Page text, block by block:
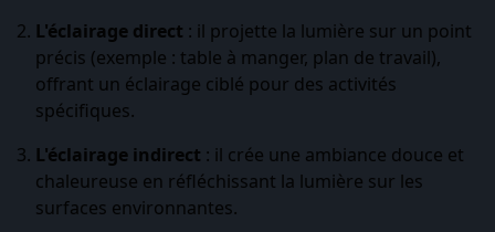
L'éclairage direct : il projette la lumière sur un point
précis (exemple : table à manger, plan de travail),
offrant un éclairage ciblé pour des activités
spécifiques.
L'éclairage indirect : il crée une ambiance douce et
chaleureuse en réfléchissant la lumière sur les
surfaces environnantes.